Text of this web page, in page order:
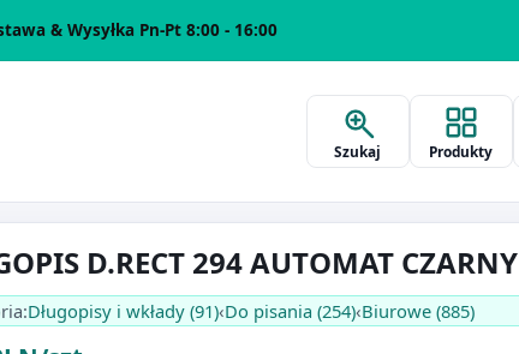
& Wysyłka Pn-Pt 8:00 - 16:00
Szukaj Produkty
D.RECT 294 AUTOMAT CZARNY
Długopisy i wkłady (91)‹Do pisania (254)‹Biurowe (885)